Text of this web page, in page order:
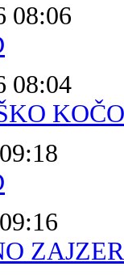
08:06
08:04
KOČO